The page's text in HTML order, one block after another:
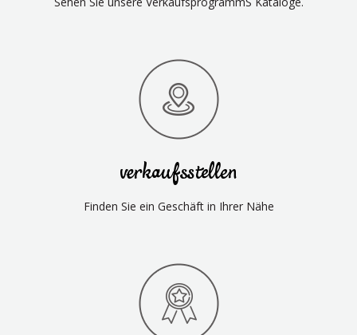
verkaufsstellen
Finden Sie ein Geschäft in Ihrer Nähe